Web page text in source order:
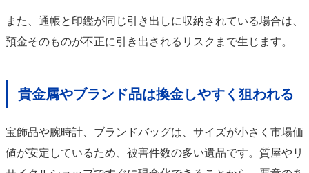
また、通帳と印鑑が同じ引き出しに収納されている場合は、
預金そのものが不正に引き出されるリスクまで生じます。
貴金属やブランド品は換金しやすく狙われる
宝飾品や腕時計、ブランドバッグは、サイズが小さく市場価
値が安定しているため、被害件数の多い遺品です。質屋やリ